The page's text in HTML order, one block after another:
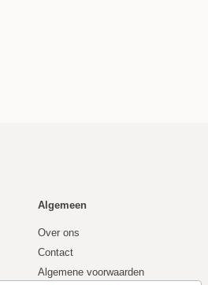
Algemeen
Over ons
Contact
Algemene voorwaarden